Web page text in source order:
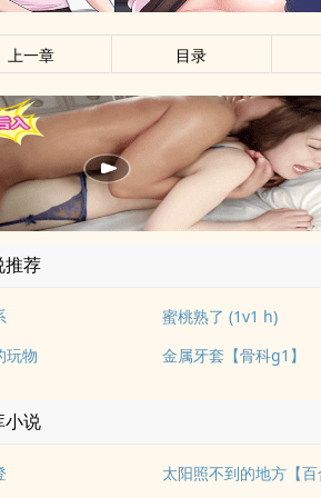
上一章 目录
推荐
蜜桃熟了 (1v1 h)
玩物
金属牙套【骨科g1】
小说
太阳照不到的地方【百